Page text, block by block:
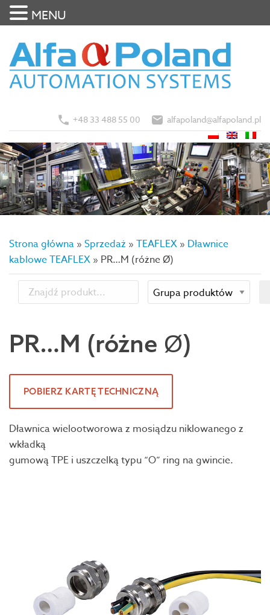
+48 33 488 55 00 alfapoland@alfapoland.pl
Strona główna » Sprzedaż » TEAFLEX » Dławnice
kablowe TEAFLEX » PR…M (różne Ø)
PR…M (różne Ø)
POBIERZ KARTĘ TECHNICZNĄ
Dławnica wielootworowa z mosiądzu niklowanego z
wkładką
gumową TPE i uszczelką typu “O” ring na gwincie.
MENU